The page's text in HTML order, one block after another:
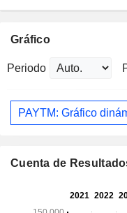
Gráfico
Periodo
PAYTM: Gráfico
Cuenta de